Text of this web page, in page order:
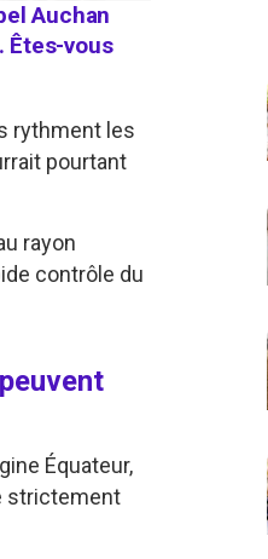
Auchan
Êtes-vous
rythment les
pourtant
rayon
contrôle du
Équateur,
strictement